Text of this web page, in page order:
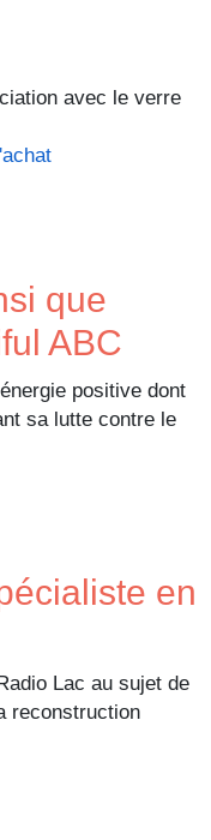
avec le verre
que
ABC
positive dont
sa lutte contre le
en
Lac au sujet de
reconstruction